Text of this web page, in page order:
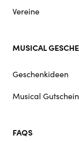
Vereine
MUSICAL
Geschenkideen
Musical Gutschein
FAQS